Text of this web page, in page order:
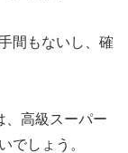
間もないし、確
、高級スーパー
でしょう。